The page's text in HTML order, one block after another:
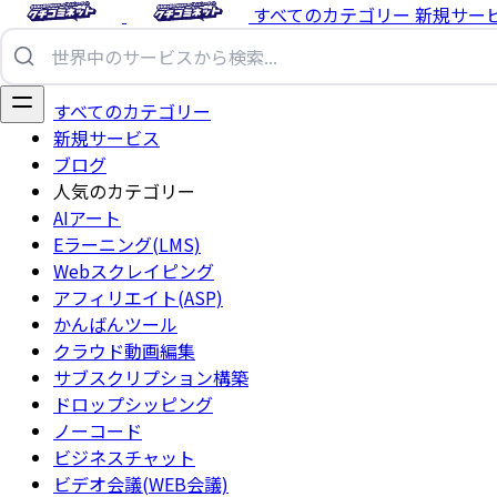
すべてのカテゴリー 新規サー
すべてのカテゴリー
新規サービス
ブログ
人気のカテゴリー
AIアート
Eラーニング(LMS)
Webスクレイピング
アフィリエイト(ASP)
かんばんツール
クラウド動画編集
サブスクリプション構築
ドロップシッピング
ノーコード
ビジネスチャット
ビデオ会議(WEB会議)